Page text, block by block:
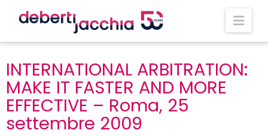
INTERNATIONAL ARBITRATION:
MAKE IT FASTER AND MORE
EFFECTIVE – Roma, 25
settembre 2009